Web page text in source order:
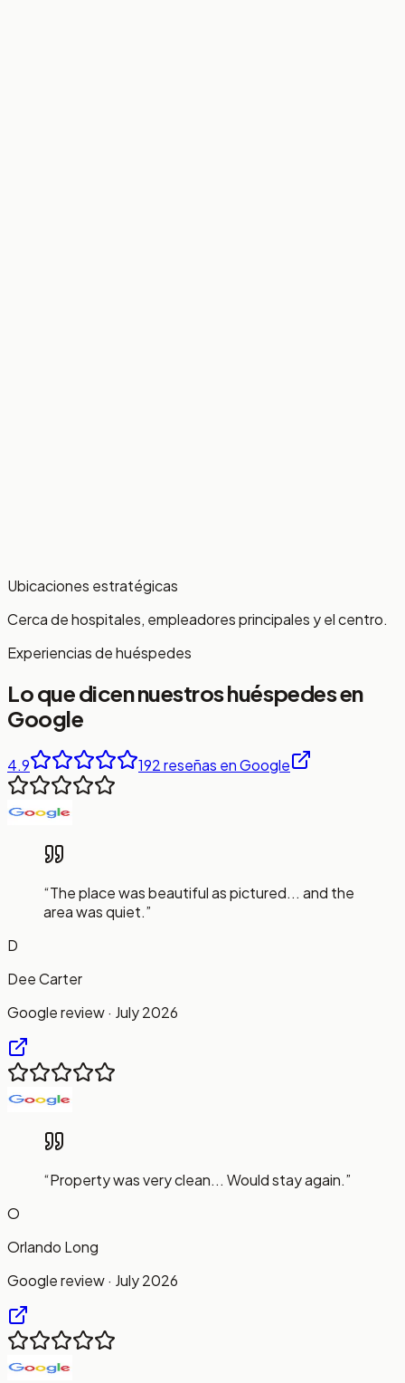
Ubicaciones estratégicas
Cerca de hospitales, empleadores principales y el centro.
Experiencias de huéspedes
Lo que dicen nuestros huéspedes en
Google
4.9 192 reseñas en Google
“The place was beautiful as pictured... and the
area was quiet.”
D
Dee Carter
Google review · July 2026
“Property was very clean... Would stay again.”
O
Orlando Long
Google review · July 2026